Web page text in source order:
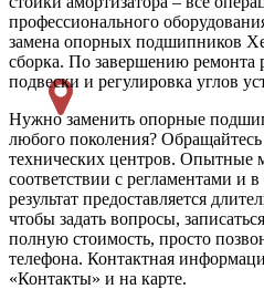
профессионального
замена опорных подшипников
сборка. По завершению ремонта
подвески и регулировка углов
Нужно заменить опорные
любого поколения?
технических центров. Опытные
соответствии с регламентами и
результат предоставляется
чтобы задать вопросы,
полную стоимость, просто
телефона. Контактная
«Контакты» и на карте.